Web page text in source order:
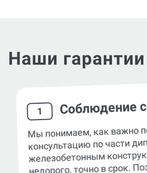
Наши гарантии
1 Соблюдение
Мы понимаем, как важно
консультацию по части
железобетонным
недорого, точно в срок.